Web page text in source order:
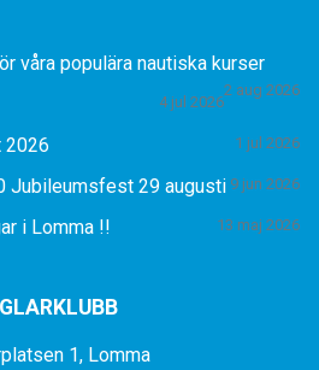
våra populära nautiska kurser
2 aug 2026
4 jul 2026
2026 1 jul 2026
Jubileumsfest 29 augusti 9 jun 2026
i Lomma !! 13 maj 2026
1, Lomma